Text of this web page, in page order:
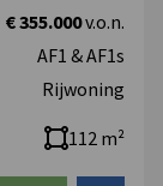
€ 355.000v.o.n.
AF1 & AF1s
Rijwoning
112 m²